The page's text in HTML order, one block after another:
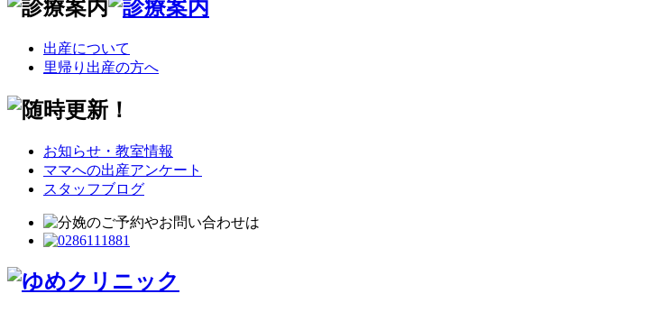
出産について
里帰り出産の方へ
お知らせ・教室情報
ママへの出産アンケート
スタッフブログ